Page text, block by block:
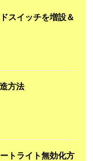
スイッチを増設＆
方法
トライト無効化方